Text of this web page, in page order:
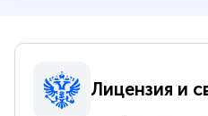
Лицензия и